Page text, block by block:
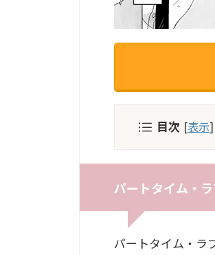
目次 [表示]
パートタイム・
パートタイム・ラ